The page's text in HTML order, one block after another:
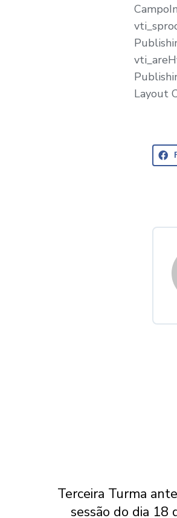
Layout
Terceira Turma
sessão do dia 18